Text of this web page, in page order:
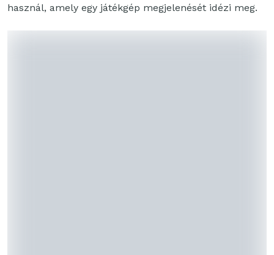
használ, amely egy játékgép megjelenését idézi meg.